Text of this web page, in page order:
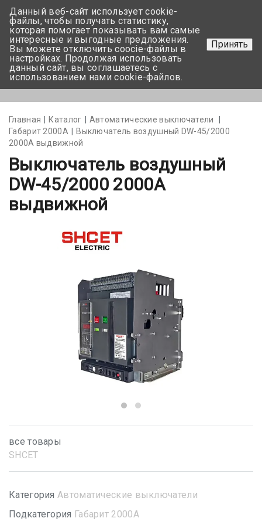
+375 17-350-99-56
+375 44-752-82-08
Задать вопрос
Главная Каталог
Автоматические выключатели
Габарит 2000А
Выключатель воздушный DW-45/2000
2000А выдвижной
Выключатель воздушный
DW-45/2000 2000А
выдвижной
все товары
SHСET
Категория Автоматические выключатели
Подкатегория Габарит 2000А
Данный веб-сайт использует cookie-
файлы, чтобы получать статистику,
которая помогает показывать вам самые
интересные и выгодные предложения.
Вы можете отключить coocie-файлы в
настройках. Продолжая использовать
данный сайт, вы соглашаетесь с
использованием нами cookie-файлов.
Принять